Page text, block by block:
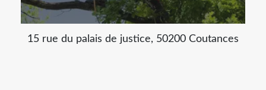
15 rue du palais de justice, 50200 Coutances